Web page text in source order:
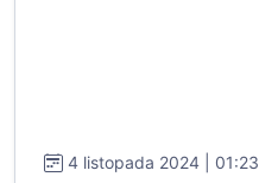
4 listopada 2024 | 01:23